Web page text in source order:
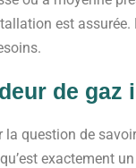
est
de gaz
la question de
exactement